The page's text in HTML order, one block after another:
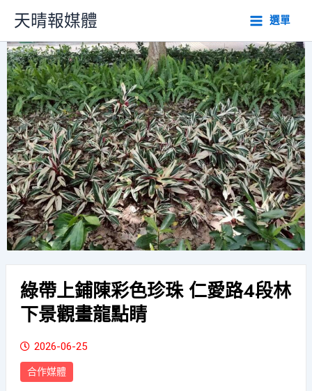
主
要
內
容
天晴報媒體 選單
綠帶上鋪陳彩色珍珠 仁愛路4段林
下景觀畫龍點睛
2026-06-25
合作媒體